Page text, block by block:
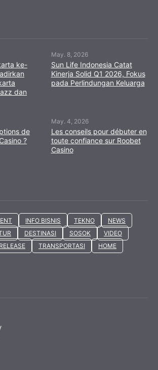
ke-
dan
May. 8, 2026
Sun Life Indonesia Catat
Kinerja Solid Q1 2026, Fokus
pada Perlindungan Keluarga
de
?
May. 4, 2026
Les conseils pour débuter en
toute confiance sur Roobet
Casino
INFO BISNIS TEKNO
NEWS
DESTINASI SOSOK
VIDEO
TRANSPORTASI HOME